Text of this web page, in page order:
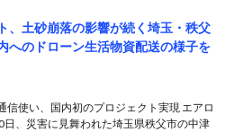
、土砂崩落の影響が続く埼玉・秩父
へのドローン生活物資配送の様子を
信使い、国内初のプロジェクト実現 エアロ
日、災害に見舞われた埼玉県秩父市の中津